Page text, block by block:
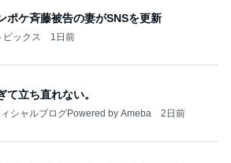
ポケ斉藤被告の妻がSNSを更新
ックス 1日前
て立ち直れない。
シャルブログPowered by Ameba 2日前